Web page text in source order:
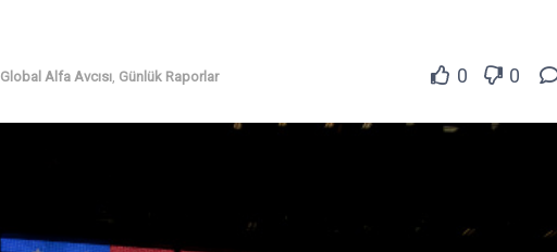
Global Alfa Avcısı Günlük Raporlar 0 0